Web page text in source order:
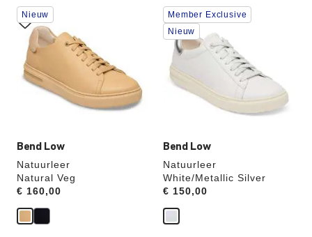
Bend Low
Natuurleer
Natural Veg
Price:
€ 160,00
Als
je
een
andere
kleur
selecteert,
wordt
productafbeelding
Nieuw
Bend Low
Natuurleer
White/Metallic Silver
Price:
€ 150,00
Als
je
een
andere
kleur
selecteert,
wordt
productafbeelding
Member Exclusive
Nieuw